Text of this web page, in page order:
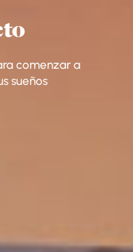
comenzar a
sueños